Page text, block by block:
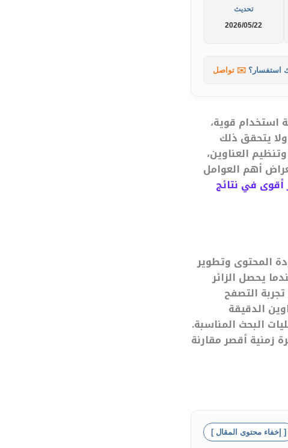
تحديث
2026/05/22
استفسار؟ ✉️ تواصل
استخدام قوية،
يتحقق ذلك
العناوين،
أهم العوامل
في نتائج
المحتوى وتطوير
يحصل الزائر
التصفح
الدقيقة
البحث المناسبة.
زمنية أقصر مقارنة
[ إخفاء محتوى المقال ]